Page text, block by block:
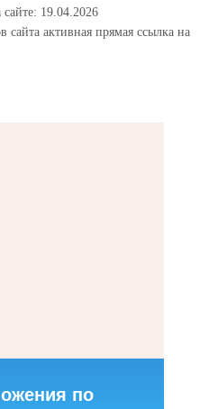
19.04.2026
сайта активная прямая ссылка на
по